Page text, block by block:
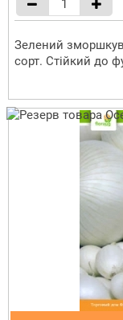
Зелений
сорт. Стійкий до